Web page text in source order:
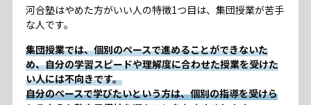
河合塾はやめた方がいい人の特徴1つ目は、集団授業が苦手
な人です。
集団授業では、個別のペースで進めることができないた
め、自分の学習スピードや理解度に合わせた授業を受けた
い人には不向きです。
自分のペースで学びたいという方は、個別の指導を受けら